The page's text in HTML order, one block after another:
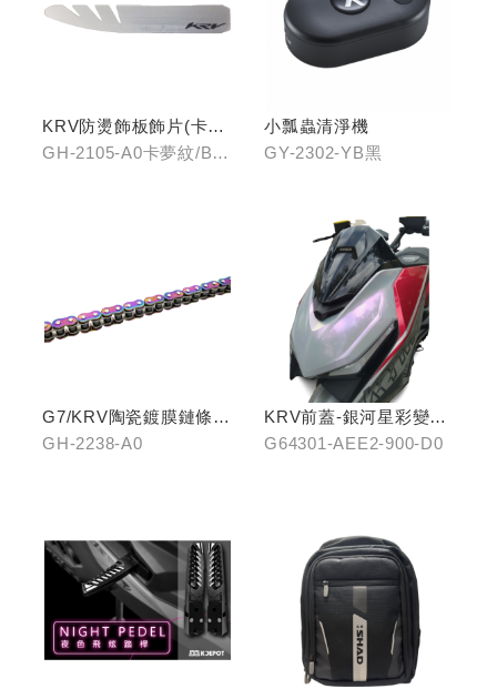
KRV防燙飾板飾片(卡夢
紋/金屬髮絲)
GH-2105-A0卡夢紋/B0
小瓢蟲清淨機
GY-2302-YB黑
G7/KRV陶瓷鍍膜鏈條-
炫彩
GH-2238-A0
KRV前蓋-銀河星彩變色
龍
G64301-AEE2-900-D0